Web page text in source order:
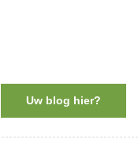
Uw blog hier?